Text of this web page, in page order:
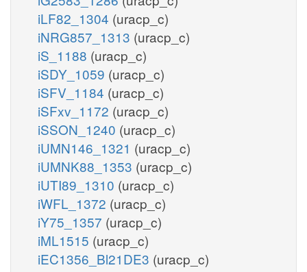
iLF82_1304 (uracp_c)
iNRG857_1313 (uracp_c)
iS_1188 (uracp_c)
iSDY_1059 (uracp_c)
iSFV_1184 (uracp_c)
iSFxv_1172 (uracp_c)
iSSON_1240 (uracp_c)
iUMN146_1321 (uracp_c)
iUMNK88_1353 (uracp_c)
iUTI89_1310 (uracp_c)
iWFL_1372 (uracp_c)
iY75_1357 (uracp_c)
iML1515 (uracp_c)
iEC1356_Bl21DE3 (uracp_c)